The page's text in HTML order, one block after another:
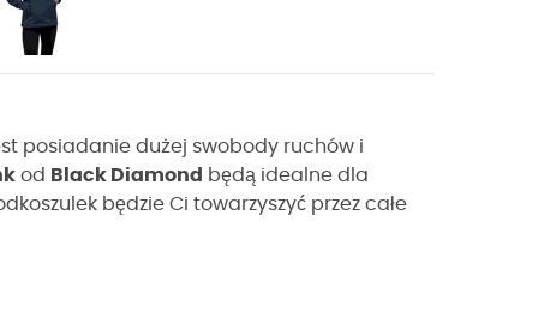
posiadanie dużej swobody ruchów i
od Black Diamond będą idealne dla
będzie Ci towarzyszyć przez całe